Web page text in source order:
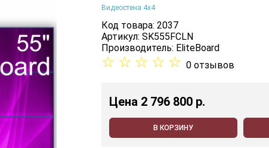
Видеостена 4х4
Код товара: 2037
Артикул: SK555FCLN
Производитель: EliteBoard
☆ ☆ ☆ ☆ ☆ 0 отзывов
Цена 2 796 800 p.
В КОРЗИНУ